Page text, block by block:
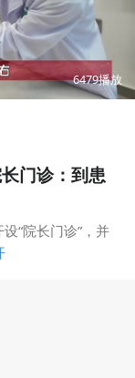
02:47
6479播放
门诊：到患
“院长门诊”，并